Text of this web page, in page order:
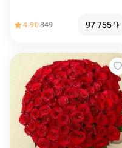
4.90849 97 755֏